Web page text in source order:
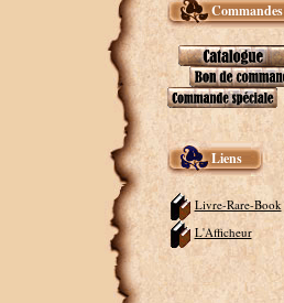
Commandes
Liens
Livre-Rare-Book
L'Afficheur